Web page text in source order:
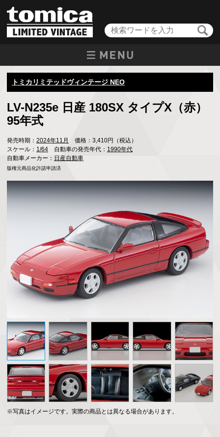
トミカリミテッドヴィンテージ NEO
LV-N235e 日産 180SX タイプX（赤）
95年式
発売時期： 2024年11月
価格：3,410円（税込）
スケール： 1/64 自動車の発売年代： 1990年代
自動車メーカー： 日産自動車
版権元商品化許諾申請済
※写真はイメージです。実際の商品とは異なる場合があります。